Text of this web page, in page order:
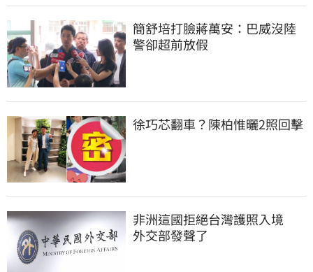
簡舒培打臉蔣萬安：巴威沒陸
警卻超前放假
徐巧芯翻車？陳柏惟曬2照回擊
非洲這國拒絕台灣護照入境
外交部發聲了